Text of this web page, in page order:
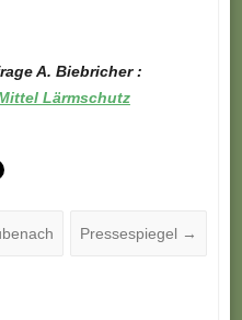
A. Biebricher :
Lärmschutz
Pressespiegel →